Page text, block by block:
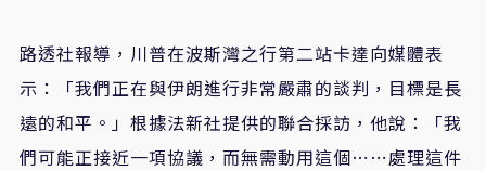
路透社報導，川普在波斯灣之行第二站卡達向媒體表
示：「我們正在與伊朗進行非常嚴肅的談判，目標是長
遠的和平。」根據法新社提供的聯合採訪，他說：「我
們可能正接近一項協議，而無需動用這個⋯⋯處理這件